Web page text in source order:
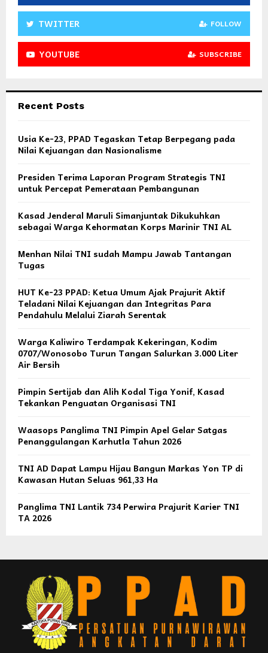
TWITTER FOLLOW
YOUTUBE SUBSCRIBE
Recent Posts
Usia Ke-23, PPAD Tegaskan Tetap Berpegang pada
Nilai Kejuangan dan Nasionalisme
Presiden Terima Laporan Program Strategis TNI
untuk Percepat Pemerataan Pembangunan
Kasad Jenderal Maruli Simanjuntak Dikukuhkan
sebagai Warga Kehormatan Korps Marinir TNI AL
Menhan Nilai TNI sudah Mampu Jawab Tantangan
Tugas
HUT Ke-23 PPAD: Ketua Umum Ajak Prajurit Aktif
Teladani Nilai Kejuangan dan Integritas Para
Pendahulu Melalui Ziarah Serentak
Warga Kaliwiro Terdampak Kekeringan, Kodim
0707/Wonosobo Turun Tangan Salurkan 3.000 Liter
Air Bersih
Pimpin Sertijab dan Alih Kodal Tiga Yonif, Kasad
Tekankan Penguatan Organisasi TNI
Waasops Panglima TNI Pimpin Apel Gelar Satgas
Penanggulangan Karhutla Tahun 2026
TNI AD Dapat Lampu Hijau Bangun Markas Yon TP di
Kawasan Hutan Seluas 961,33 Ha
Panglima TNI Lantik 734 Perwira Prajurit Karier TNI
TA 2026